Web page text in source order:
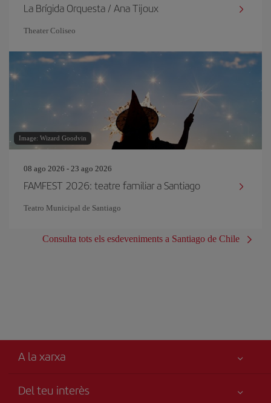
La Brígida Orquesta / Ana Tijoux
Theater Coliseo
Image: Wizard Goodvin
08 ago 2026 - 23 ago 2026
FAMFEST 2026: teatre familiar a Santiago
Teatro Municipal de Santiago
Consulta tots els esdeveniments a Santiago de Chile
A la xarxa
Del teu interès